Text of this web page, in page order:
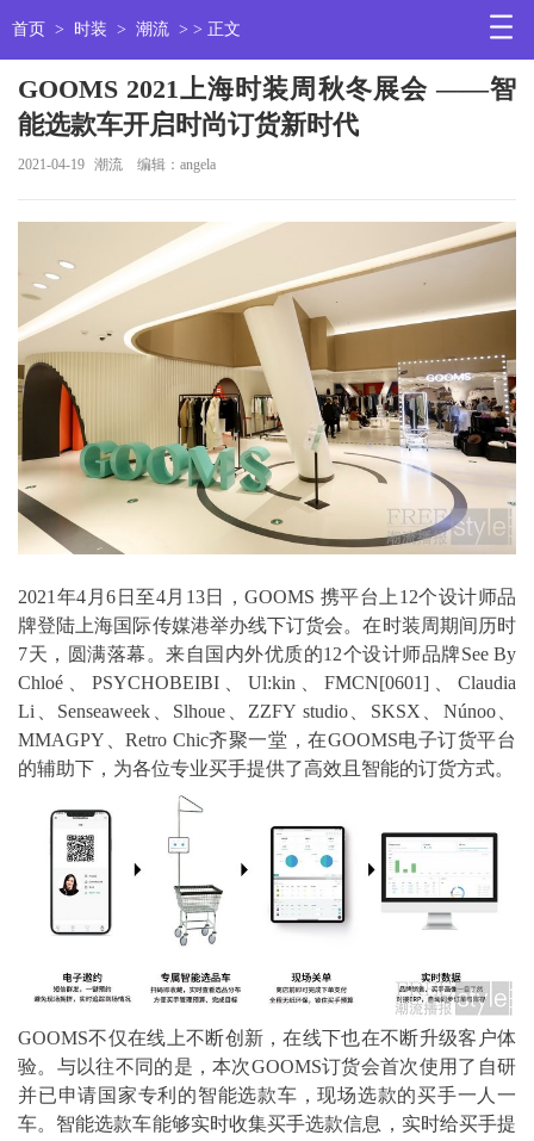
首页 > 时装 > 潮流 > > 正文
GOOMS 2021上海时装周秋冬展会 ——智
能选款车开启时尚订货新时代
2021-04-19 潮流 编辑：angela
2021年4月6日至4月13日，GOOMS 携平台上12个设计师品
牌登陆上海国际传媒港举办线下订货会。在时装周期间历时
7天，圆满落幕。来自国内外优质的12个设计师品牌See By
Chloé、PSYCHOBEIBI、Ul:kin、FMCN[0601]、Claudia
Li、Senseaweek、Slhoue、ZZFY studio、SKSX、Núnoo、
MMAGPY、Retro Chic齐聚一堂，在GOOMS电子订货平台
的辅助下，为各位专业买手提供了高效且智能的订货方式。
GOOMS不仅在线上不断创新，在线下也在不断升级客户体
验。与以往不同的是，本次GOOMS订货会首次使用了自研
并已申请国家专利的智能选款车，现场选款的买手一人一
车。智能选款车能够实时收集买手选款信息，实时给买手提